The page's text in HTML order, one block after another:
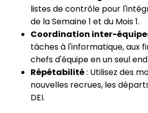
listes de contrôle pour
de la Semaine 1 et du Mois 1.
Coordination inter-
tâches à l'informatique, aux
chefs d'équipe en un seul
Répétabilité: Utilisez des
nouvelles recrues, les
DEI.